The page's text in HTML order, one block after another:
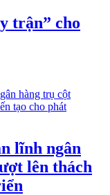
trận” cho
lĩnh ngân
lên thách